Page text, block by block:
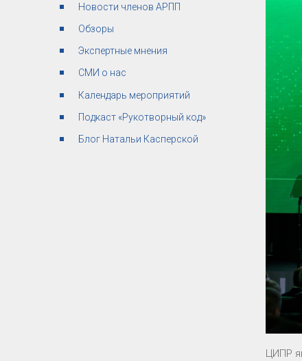
Новости членов АРПП
Обзоры
Экспертные мнения
СМИ о нас
Календарь мероприятий
Подкаст «Рукотворный код»
Блог Натальи Касперской
ЦИПР